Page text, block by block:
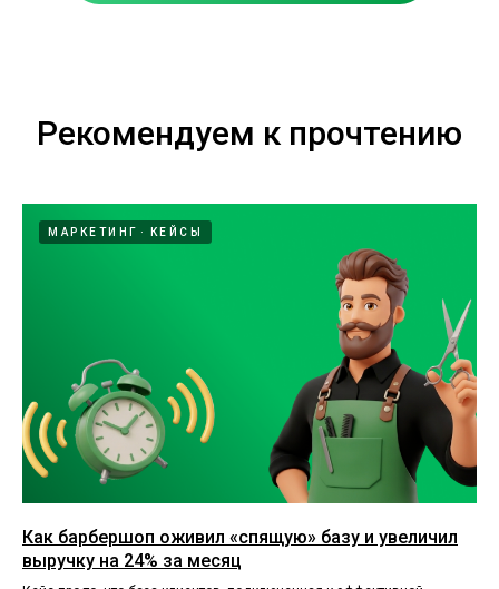
Рекомендуем к прочтению
МАРКЕТИНГ КЕЙСЫ
Как барбершоп оживил «спящую» базу и увеличил
выручку на 24% за месяц